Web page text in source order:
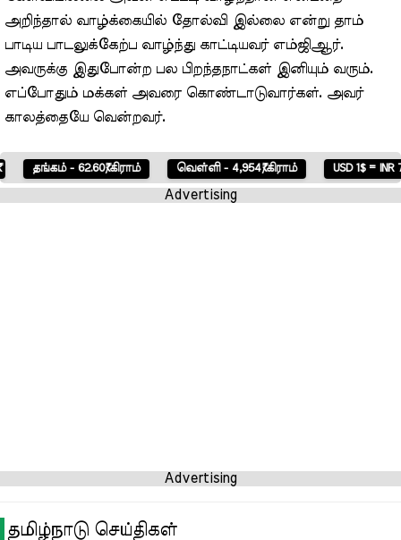
அறிந்தால் வாழ்க்கையில் தோல்வி இல்லை என்று தாம்
பாடிய பாடலுக்கேற்ப வாழ்ந்து காட்டியவர் எம்ஜிஆர்.
அவருக்கு இதுபோன்ற பல பிறந்தநாட்கள் இனியும் வரும்.
எப்போதும் மக்கள் அவரை கொண்டாடுவார்கள். அவர்
காலத்தையே வென்றவர்.
- 62.60₹/கிராம் வெள்ளி - 4,954₹/கிராம் USD 1$ = INR 73.45₹
Advertising
Advertising
தமிழ்நாடு செய்திகள்